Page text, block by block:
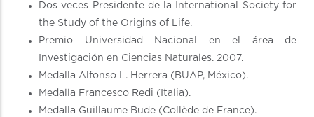
Dos veces Presidente de la International Society for
the Study of the Origins of Life.
Premio Universidad Nacional en el área de
Investigación en Ciencias Naturales. 2007.
Medalla Alfonso L. Herrera (BUAP, México).
Medalla Francesco Redi (Italia).
Medalla Guillaume Bude (Collède de France).